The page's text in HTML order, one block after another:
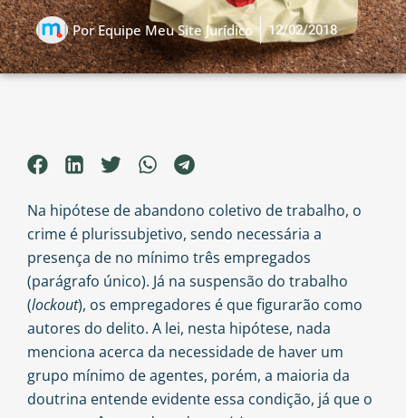
PorEquipe Meu Site Jurídico 12/02/2018
Na hipótese de abandono coletivo de trabalho, o
crime é plurissubjetivo, sendo necessária a
presença de no mínimo três empregados
(parágrafo único). Já na suspensão do trabalho
(lockout), os empregadores é que figurarão como
autores do delito. A lei, nesta hipótese, nada
menciona acerca da necessidade de haver um
grupo mínimo de agentes, porém, a maioria da
doutrina entende evidente essa condição, já que o